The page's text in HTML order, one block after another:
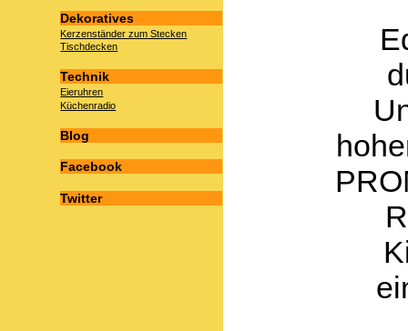
Dekoratives
Kerzenständer zum Stecken
Tischdecken
Technik
Eieruhren
Küchenradio
Blog
Facebook
Twitter